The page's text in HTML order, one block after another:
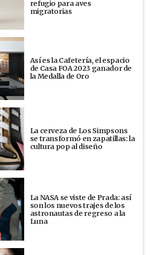
refugio para aves
migratorias
Así es la Cafetería, el espacio
de Casa FOA 2023 ganador de
la Medalla de Oro
La cerveza de Los Simpsons
se transformó en zapatillas: la
cultura pop al diseño
La NASA se viste de Prada: así
son los nuevos trajes de los
astronautas de regreso a la
Luna